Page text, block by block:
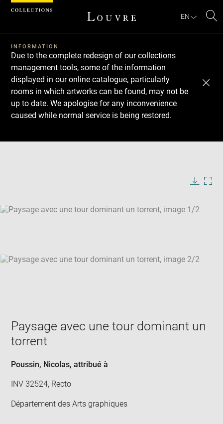
EN
INFORMATION
Due to the complete redesign of our collections
management tools, some of the information
displayed in our online catalogue, particularly
rooms in which artworks can be found, may not be
up to date. We apologise for any inconvenience
caused while normal service is being restored.
SKIP IMAGE CAROUSEL
Download
Next
Previous
Paysage avec une tour dominant un
torrent
Poussin, Nicolas, attribué à
INV 32524, Recto
Département des Arts graphiques
Cookies management panel